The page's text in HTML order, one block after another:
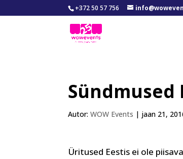
+372 50 57 756
Sündmused
Autor:WOW Events | jaan 21,
Üritused Eestis ei ole